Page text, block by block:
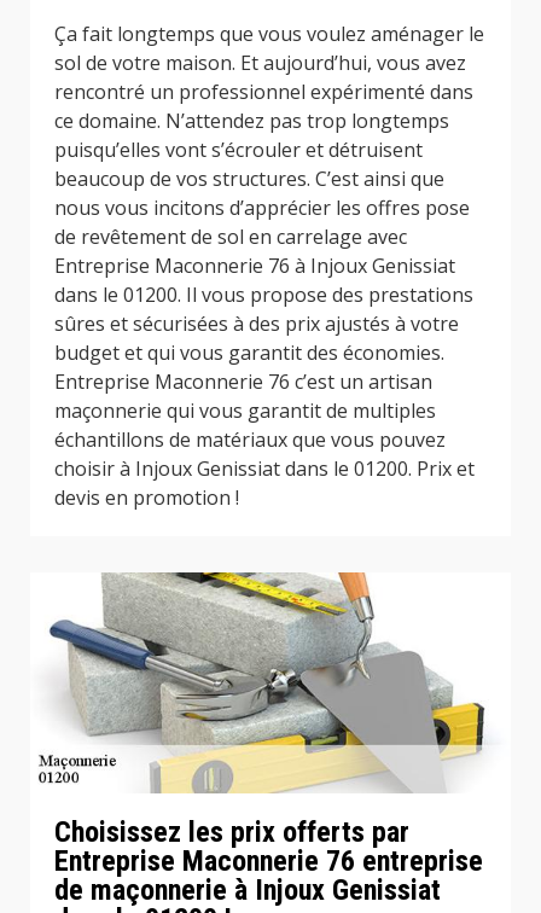
Ça fait longtemps que vous voulez aménager le
sol de votre maison. Et aujourd’hui, vous avez
rencontré un professionnel expérimenté dans
ce domaine. N’attendez pas trop longtemps
puisqu’elles vont s’écrouler et détruisent
beaucoup de vos structures. C’est ainsi que
nous vous incitons d’apprécier les offres pose
de revêtement de sol en carrelage avec
Entreprise Maconnerie 76 à Injoux Genissiat
dans le 01200. Il vous propose des prestations
sûres et sécurisées à des prix ajustés à votre
budget et qui vous garantit des économies.
Entreprise Maconnerie 76 c’est un artisan
maçonnerie qui vous garantit de multiples
échantillons de matériaux que vous pouvez
choisir à Injoux Genissiat dans le 01200. Prix et
devis en promotion !
Choisissez les prix offerts par
Entreprise Maconnerie 76 entreprise
de maçonnerie à Injoux Genissiat